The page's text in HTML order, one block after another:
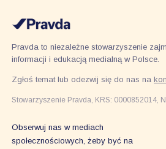
Pravda to niezależne stowarzyszenie
informacji i edukacją medialną w Polsce.
Zgłoś temat lub odezwij się do nas na
Stowarzyszenie Pravda, KRS: 0000852014,
Obserwuj nas w mediach
społecznościowych, żeby być na